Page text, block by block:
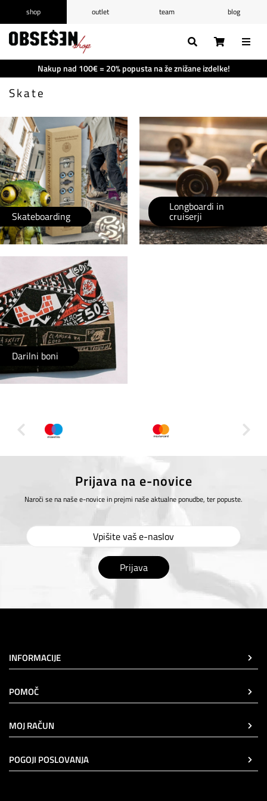
Nakup nad 100€ = 20% popusta na že znižane izdelke!
shop outlet team
blog
Prijava /Registracija
Seznam želja0
Košarica0
Skate
Skateboarding
Longboardi in
cruiserji
Darilni boni
Prijava na e-novice
Naroči se na naše e-novice in prejmi naše aktualne ponudbe, ter popuste.
Prijava
INFORMACIJE
POMOČ
MOJ RAČUN
POGOJI POSLOVANJA